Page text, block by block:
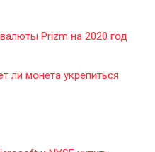
Prizm на 2020 год
ли монета укрепиться